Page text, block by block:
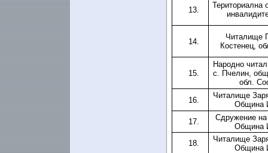
13.
Териториална
14.
Читалище
Костенец,
15.
Народно
с. Пчелин,
обл.
16.
Читалище
Община
17.
Сдружение
Община
18.
Читалище
Община